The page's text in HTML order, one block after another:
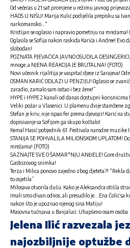
Od večeras u 21 sat promjene u režimu javnog
HAOS U NIŠU! Marija Kulić podijelila prepisku sa
narkomansko…“
Kristijan se oglasio i napravio pometnju na
Oglasila se Sofija nakon raskida Karića i Andree! Evo
slobodan!
POZNATA PJEVAČICA JAVNO OSUDILA
mnoge, a NJENA REAKCIJA JE BRUTALNA! (FOTO)
Novi učesnik rijalitija je vaspitač djece iz Sarajeva!
OSMAN KARIĆ ODLAZI U PENZIJU! Oglasio se
zaradio, zamalo sam ostao i bez žene!”
HYPE i HYPE 2 kanali od danas dostupni korisnicima
Veliki požar u Vlasenici: U plamenu dvije stambene
Stefan je kriv, nije ispao fer prema djevojci! Karić na
dopisivanje sa Sofijom ga skupo koštalo!
Kemal Hasić pobjednik 61. Festivala narodne
STANIJA SE POHVALILA MILIONSKOM UPLATOM!
mrežama! (FOTO)
SAZNAJTE SVE O ŠAMAR*NJU ANĐELE! Gore
Gastozovog snimka!
Terza i Milica ponovo zajedno zbog djeteta?! “Rekla
to osjetila”
Milosava otvorila dušu: Kako je Aleksandra otišla
Imali smo divan odnos, ali presudilo je… Ena Čolić sa
nakon što je upoznao njenog sina Matiju!
Masovna tučnjava u Banjaluci: Uhapšeno osam osoba
Jelena Ilić razvezala
najozbiljnije optužbe